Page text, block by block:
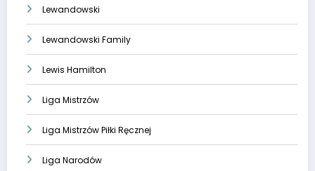
Lewandowski
Lewandowski Family
Lewis Hamilton
Liga Mistrzów
Liga Mistrzów Piłki Ręcznej
Liga Narodów